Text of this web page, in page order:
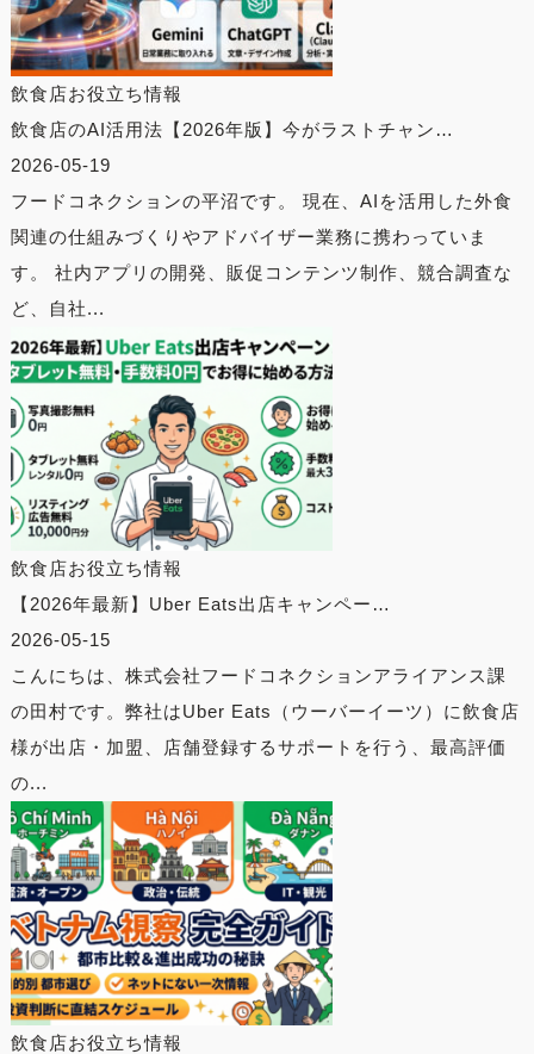
飲食店お役立ち情報
飲食店のAI活用法【2026年版】今がラストチャン…
2026-05-19
フードコネクションの平沼です。 現在、AIを活用した外食
関連の仕組みづくりやアドバイザー業務に携わっていま
す。 社内アプリの開発、販促コンテンツ制作、競合調査な
ど、自社...
飲食店お役立ち情報
【2026年最新】Uber Eats出店キャンペー…
2026-05-15
こんにちは、株式会社フードコネクションアライアンス課
の田村です。弊社はUber Eats（ウーバーイーツ）に飲食店
様が出店・加盟、店舗登録するサポートを行う、最高評価
の...
飲食店お役立ち情報